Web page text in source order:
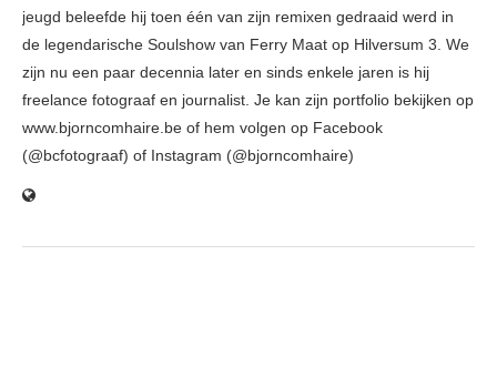
jeugd beleefde hij toen één van zijn remixen gedraaid werd in
de legendarische Soulshow van Ferry Maat op Hilversum 3. We
zijn nu een paar decennia later en sinds enkele jaren is hij
freelance fotograaf en journalist. Je kan zijn portfolio bekijken op
www.bjorncomhaire.be of hem volgen op Facebook
(@bcfotograaf) of Instagram (@bjorncomhaire)